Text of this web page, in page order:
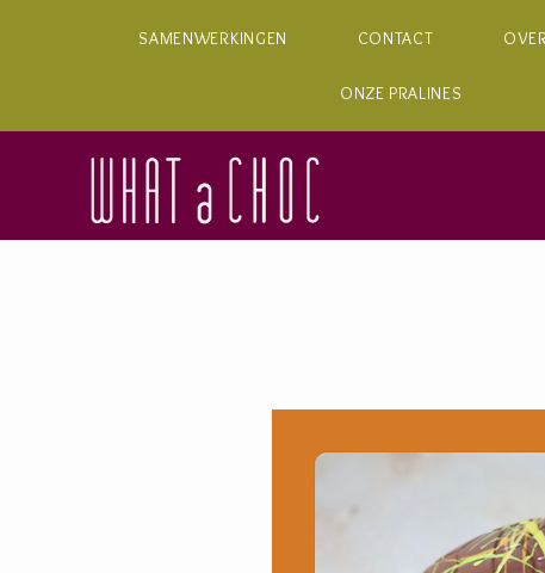
SAMENWERKINGEN CONTACT
ONZE PRALINES